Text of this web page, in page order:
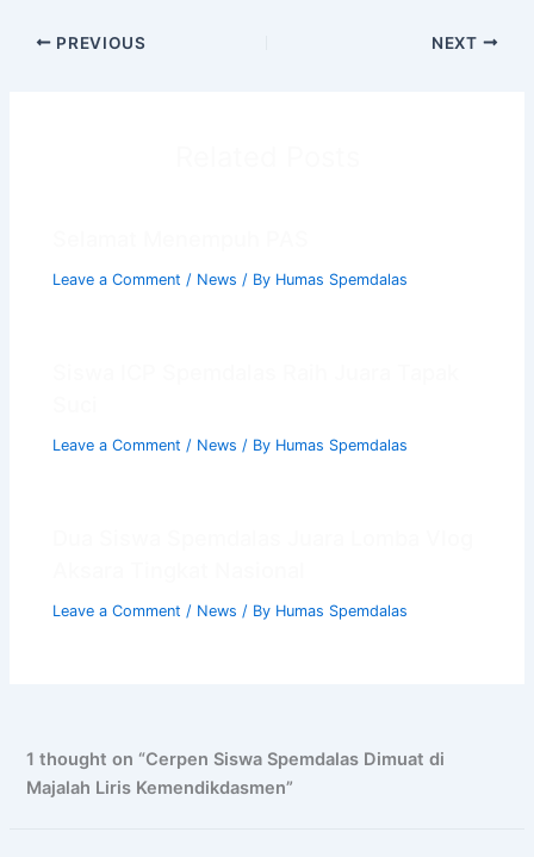
PREVIOUS NEXT
Leave a Comment / News / By Humas Spemdalas
Leave a Comment / News / By Humas Spemdalas
Leave a Comment / News / By Humas Spemdalas
1 thought on “Cerpen Siswa Spemdalas Dimuat di
Majalah Liris Kemendikdasmen”